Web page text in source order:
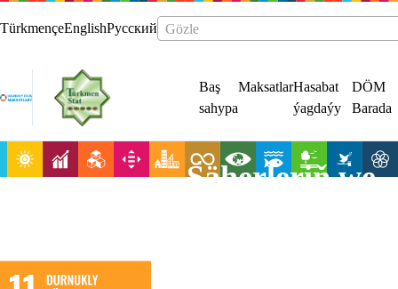
TürkmençeEnglishРусский Gözle
Baş
sahypa
MaksatlarHasabat
ýagdaýy
DÖM
Barada
Şäherleriň we